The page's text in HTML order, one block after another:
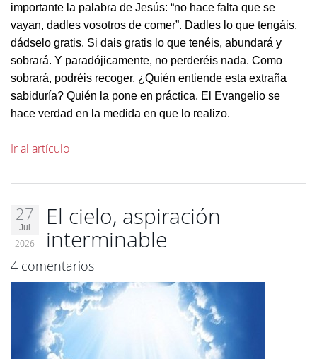
importante la palabra de Jesús: “no hace falta que se
vayan, dadles vosotros de comer”. Dadles lo que tengáis,
dádselo gratis. Si dais gratis lo que tenéis, abundará y
sobrará. Y paradójicamente, no perderéis nada. Como
sobrará, podréis recoger. ¿Quién entiende esta extraña
sabiduría? Quién la pone en práctica. El Evangelio se
hace verdad en la medida en que lo realizo.
Ir al artículo
27
Jul
2026
El cielo, aspiración
interminable
4 comentarios